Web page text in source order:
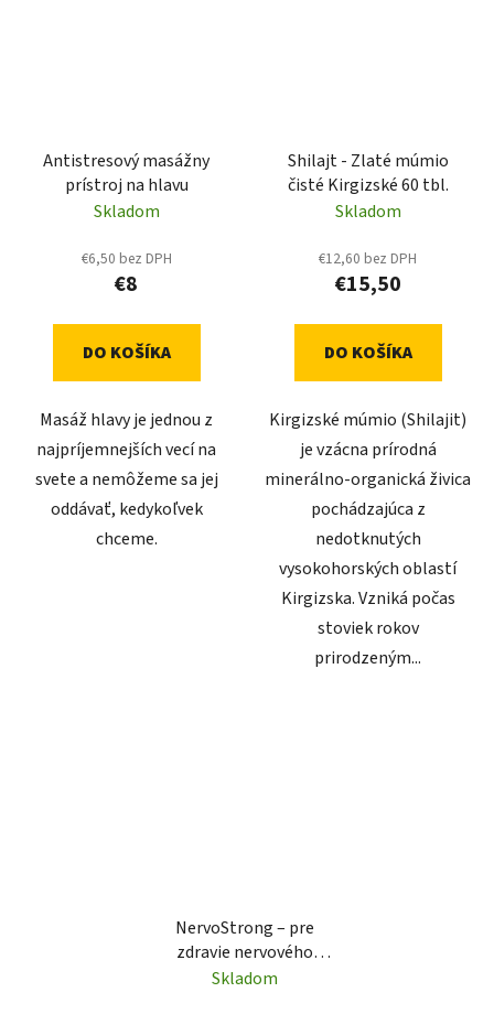
Antistresový masážny
prístroj na hlavu
Skladom
€6,50 bez DPH
€8
DO KOŠÍKA
Masáž hlavy je jednou z
najpríjemnejších vecí na
svete a nemôžeme sa jej
oddávať, kedykoľvek
chceme.
Shilajt - Zlaté múmio
čisté Kirgizské 60 tbl.
Skladom
€12,60 bez DPH
€15,50
DO KOŠÍKA
Kirgizské múmio (Shilajit)
je vzácna prírodná
minerálno-organická živica
pochádzajúca z
nedotknutých
vysokohorských oblastí
Kirgizska. Vzniká počas
stoviek rokov
prirodzeným...
NervoStrong – pre
zdravie nervového
systému 30 kapsúl
Skladom